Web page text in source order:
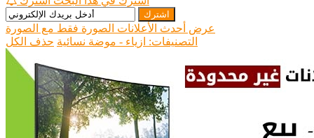
اشترك
عرض أحدث الأعلانات الصورة فقط مع الصورة
التصنيفات: ازياء - موضة نسائية حذف الكل